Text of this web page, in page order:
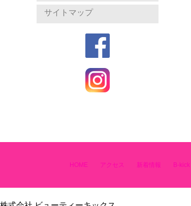
サイトマップ
HOME アクセス 新着情報 B-kick